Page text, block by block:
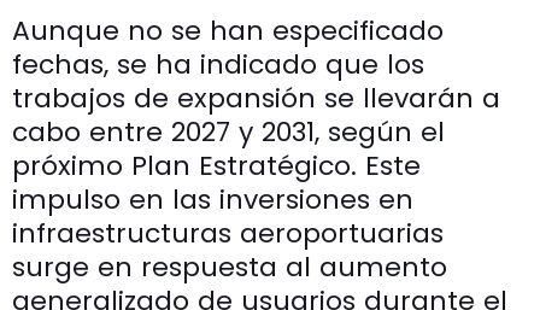
Aunque no se han especificado
fechas, se ha indicado que los
trabajos de expansión se llevarán a
cabo entre 2027 y 2031, según el
próximo Plan Estratégico. Este
impulso en las inversiones en
infraestructuras aeroportuarias
surge en respuesta al aumento
generalizado de usuarios durante el